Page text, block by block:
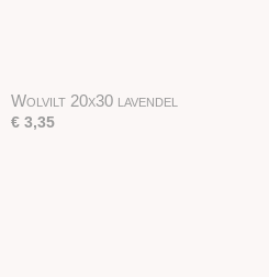
Wolvilt 20x30 lavendel
€ 3,35